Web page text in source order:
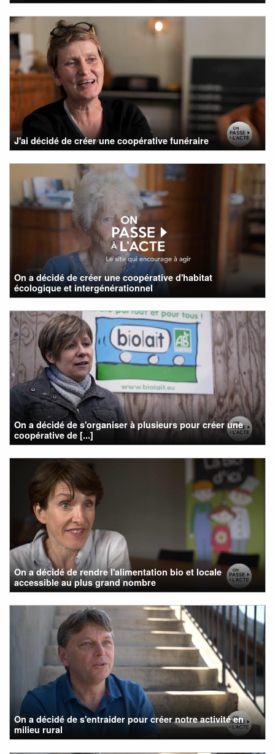
J'ai décidé de créer une coopérative funéraire
On a décidé de créer une coopérative d'habitat
écologique et intergénérationnel
On a décidé de s'organiser à plusieurs pour créer une
coopérative de [...]
On a décidé de rendre l'alimentation bio et locale
accessible au plus grand nombre
On a décidé de s'entraider pour créer notre activité en
milieu rural